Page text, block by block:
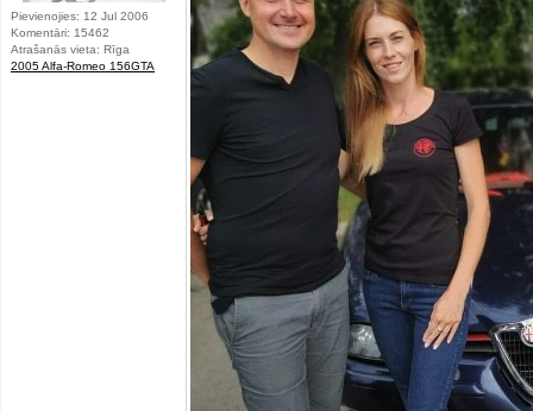
Pievienojies: 12 Jul 2006
Komentāri: 15462
Atrašanās vieta: Rīga
2005 Alfa-Romeo 156GTA